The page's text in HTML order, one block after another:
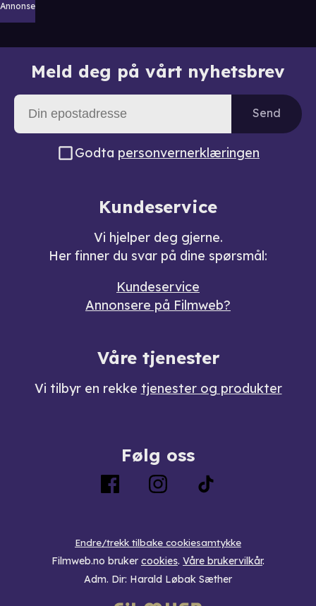
Annonse
Meld deg på vårt nyhetsbrev
Send
Godta personvernerklæringen
Kundeservice
Vi hjelper deg gjerne.
Her finner du svar på dine spørsmål:
Kundeservice
Annonsere på Filmweb?
Våre tjenester
Vi tilbyr en rekke tjenester og produkter
Følg oss
Endre/trekk tilbake cookiesamtykke
Filmweb.no bruker cookies. Våre brukervilkår.
Adm. Dir: Harald Løbak Sæther